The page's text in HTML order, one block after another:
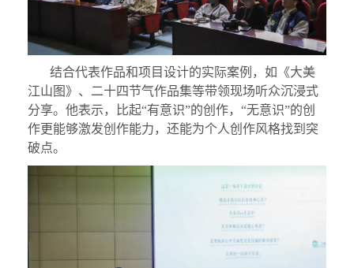
结合代表作品和项目设计的实际案例，如《大美
江山图》、二十四节气作品集等带领现场听众沉浸式
分享。他表示，比起“有意识”的创作，“无意识”的创
作更能够激发创作能力，还能为个人创作风格找到突
破点。